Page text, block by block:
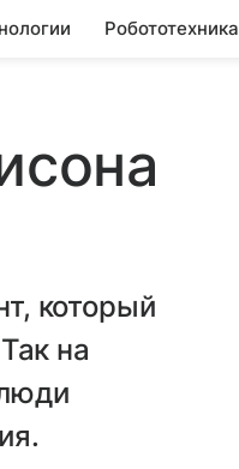
Робототехника
который
на